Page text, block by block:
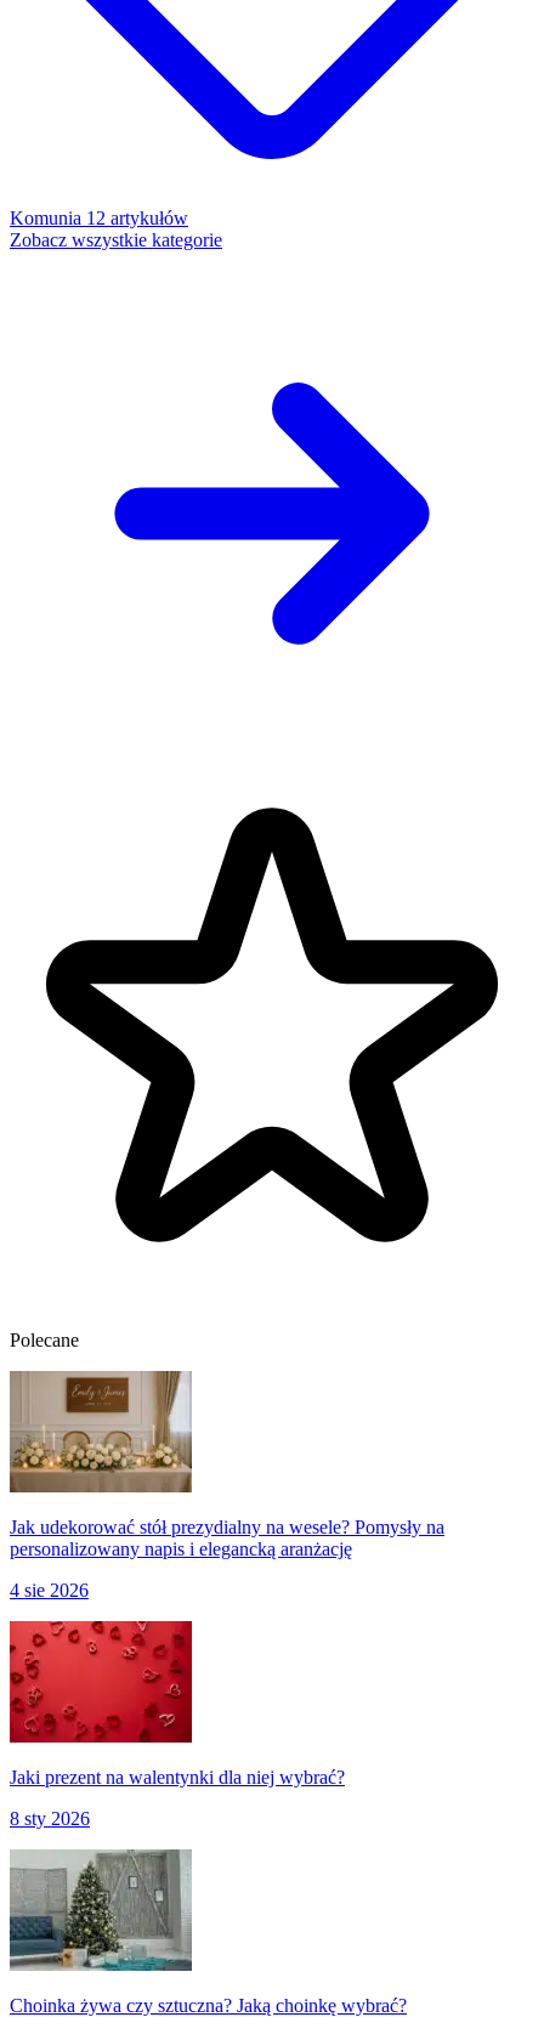
Komunia 12 artykułów
Zobacz wszystkie kategorie
Polecane
Jak udekorować stół prezydialny na wesele? Pomysły na
personalizowany napis i elegancką aranżację
4 sie 2026
Jaki prezent na walentynki dla niej wybrać?
8 sty 2026
Choinka żywa czy sztuczna? Jaką choinkę wybrać?